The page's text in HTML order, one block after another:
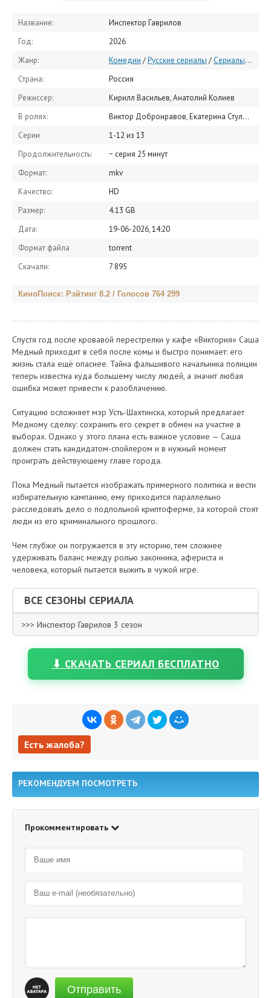
Название:
Инспектор Гаврилов
Год:
2026
Жанр:
Комедии /Русские сериалы / Сериалы 2026
Страна:
Россия
Режиссер:
Кирилл Васильев, Анатолий Колиев
В ролях:
Виктор Добронравов, Екатерина Стулова, Наталья Земцова, Денис Власенко, Андрей Петелько, Омар Алибутаев, Алексей Демидов, Никита Дювбанов, Вадим Ракитин, Михаил Павлик
Серии
1-12 из 13
Продолжительность:
~ серия 25 минут
Формат:
mkv
Качество:
HD
Размер:
4.13 GB
Дата:
19-06-2026, 14:20
Формат файла
torrent
Скачали:
7 895
КиноПоиск: Рэйтинг 8.2 / Голосов 764 299
Спустя год после кровавой перестрелки у кафе «Виктория» Саша
Медный приходит в себя после комы и быстро понимает: его
жизнь стала ещё опаснее. Тайна фальшивого начальника полиции
теперь известна куда большему числу людей, а значит любая
ошибка может привести к разоблачению.
Ситуацию осложняет мэр Усть-Шахтинска, который предлагает
Медному сделку: сохранить его секрет в обмен на участие в
выборах. Однако у этого плана есть важное условие — Саша
должен стать кандидатом-спойлером и в нужный момент
проиграть действующему главе города.
Пока Медный пытается изображать примерного политика и вести
избирательную кампанию, ему приходится параллельно
расследовать дело о подпольной криптоферме, за которой стоят
люди из его криминального прошлого.
Чем глубже он погружается в эту историю, тем сложнее
удерживать баланс между ролью законника, афериста и
человека, который пытается выжить в чужой игре.
ВСЕ СЕЗОНЫ СЕРИАЛА
>>> Инспектор Гаврилов 3 сезон
⬇ СКАЧАТЬ СЕРИАЛ БЕСПЛАТНО
Есть жалоба?
РЕКОМЕНДУЕМ ПОСМОТРЕТЬ
Прокомментировать
Отправить